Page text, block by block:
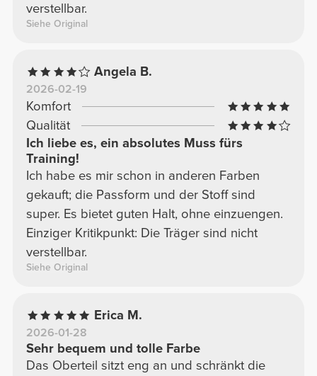
verstellbar.
Siehe Original
Angela B.
2026-02-19
Komfort
Qualität
Ich liebe es, ein absolutes Muss fürs
Training!
Ich habe es mir schon in anderen Farben
gekauft; die Passform und der Stoff sind
super. Es bietet guten Halt, ohne einzuengen.
Einziger Kritikpunkt: Die Träger sind nicht
verstellbar.
Siehe Original
Erica M.
2026-01-28
Sehr bequem und tolle Farbe
Das Oberteil sitzt eng an und schränkt die